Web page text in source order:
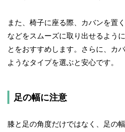
また、椅子に座る際、カバンを置
などをスムーズに取り出せるよう
とをおすすめします。さらに、カ
ようなタイプを選ぶと安心です。
足の幅に注意
膝と足の角度だけではなく、足の